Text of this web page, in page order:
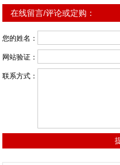
在线留言/评论或定购：
您的姓名：
网站验证：
联系方式：